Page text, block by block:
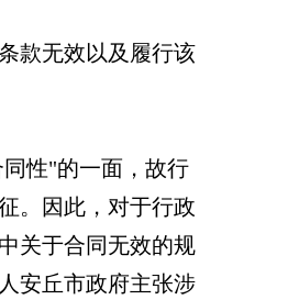
款无效以及履行该
性"的一面，故行
。因此，对于行政
关于合同无效的规
安丘市政府主张涉